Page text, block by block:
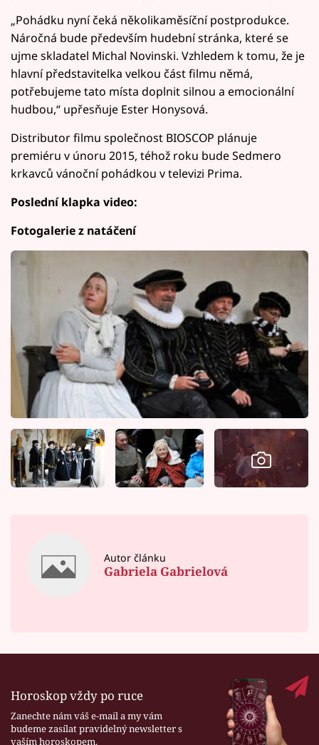
„Pohádku nyní čeká několikaměsíční postprodukce.
Náročná bude především hudební stránka, které se
ujme skladatel Michal Novinski. Vzhledem k tomu, že je
hlavní představitelka velkou část filmu němá,
potřebujeme tato místa doplnit silnou a emocionální
hudbou,“ upřesňuje Ester Honysová.
Distributor filmu společnost BIOSCOP plánuje
premiéru v únoru 2015, téhož roku bude Sedmero
krkavců vánoční pohádkou v televizi Prima.
Poslední klapka video:
Fotogalerie z natáčení
Autor článku
Gabriela Gabrielová
Horoskop vždy po ruce
Zanechte nám váš e-mail a my vám
budeme zasílat pravidelný newsletter s
vaším horoskopem.